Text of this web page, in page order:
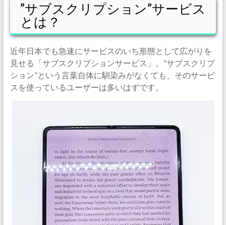
”サブスクリプション”サービス
とは？
近年日本でも急速にサービスのいち形態として広がりを
見せる「サブスクリプションサービス」。”サブスクリプ
ション”という言葉自体に馴染みがなくても、そのサービ
スを使っているユーザーは多いはずです。